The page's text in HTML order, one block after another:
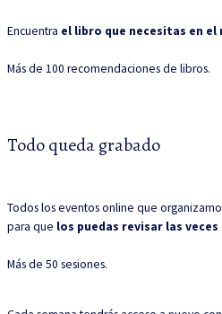
Encuentra el libro que necesitas en
Más de 100 recomendaciones de libros.
Todo queda grabado
Todos los eventos online que
para que los puedas revisar las veces
Más de 50 sesiones.